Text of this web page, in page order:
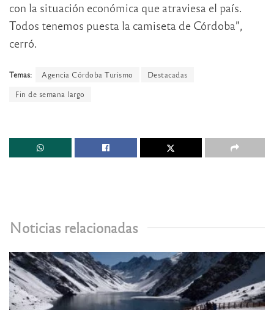
con la situación económica que atraviesa el país.
Todos tenemos puesta la camiseta de Córdoba”,
cerró.
Temas: Agencia Córdoba Turismo
Destacadas
Fin de semana largo
Noticias relacionadas